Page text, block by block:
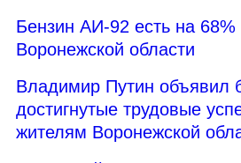
Бензин АИ-92 есть на 68%
Воронежской области
Владимир Путин объявил
достигнутые трудовые
жителям Воронежской